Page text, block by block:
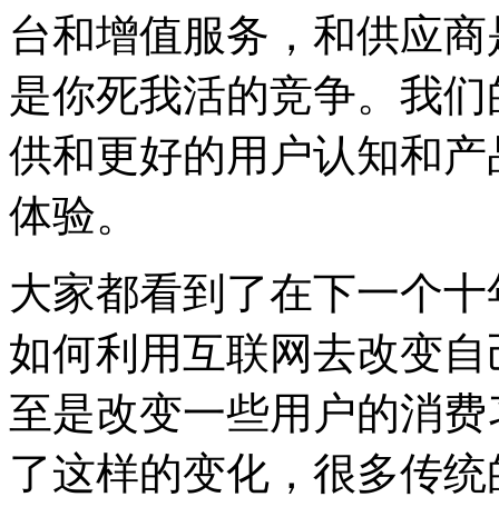
台和增值服务，和供应
是你死我活的竞争。我
供和更好的用户认知和
体验。
大家都看到了在下一个
如何利用互联网去改变
至是改变一些用户的消
了这样的变化，很多传